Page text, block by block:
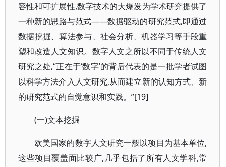
容性和可扩展性,数字技术的大爆发为学术研究提供了
一种新的思路与范式——数据驱动的研究范式,即通过
数据挖掘、算法参与、社会分析、机器学习等手段重
塑和改造人文知识。数字人文之所以不同于传统人文
研究之处,“正在于‘数字’的背后代表的是一批学者试图
以科学方法介入人文研究,从而建立新的认知方式、新
的研究范式的自觉意识和实践。”[19]
(一)文本挖掘
欧美国家的数字人文研究一般以项目为基本单位,
这些项目覆盖面比较广,几乎包括了所有人文学科,常